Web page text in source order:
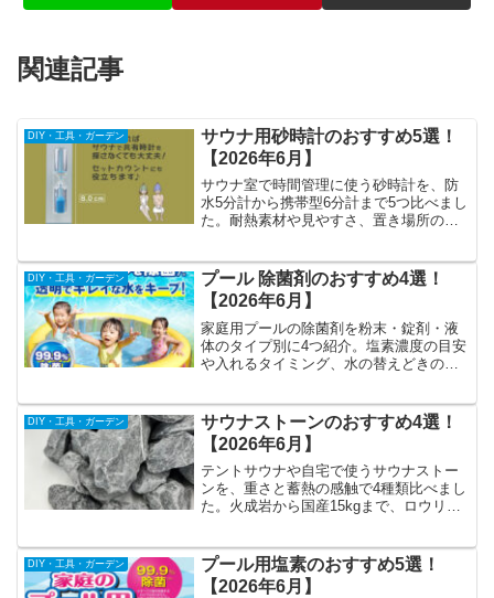
関連記事
DIY・工具・ガーデン
サウナ用砂時計のおすすめ5選！
【2026年6月】
サウナ室で時間管理に使う砂時計を、防
水5分計から携帯型6分計まで5つ比べまし
た。耐熱素材や見やすさ、置き場所の注
DIY・工具・ガーデン
プール 除菌剤のおすすめ4選！
【2026年6月】
家庭用プールの除菌剤を粉末・錠剤・液
体のタイプ別に4つ紹介。塩素濃度の目安
や入れるタイミング、水の替えどきのサ
DIY・工具・ガーデン
サウナストーンのおすすめ4選！
【2026年6月】
テントサウナや自宅で使うサウナストー
ンを、重さと蓄熱の感触で4種類比べまし
た。火成岩から国産15kgまで、ロウリュ
DIY・工具・ガーデン
プール用塩素のおすすめ5選！
【2026年6月】